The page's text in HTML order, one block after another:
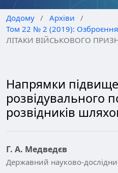
Додому / Архіви
/
Том 22 № 2 (2019): Озброєння
ЛІТАКИ ВІЙСЬКОВОГО
Напрямки
розвідувального
розвідників
Г. А. Медведєв
Державний науково-дослідний